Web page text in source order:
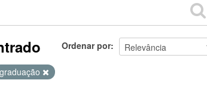
Ordenar por
graduação